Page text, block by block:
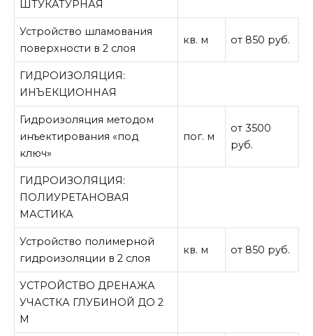
ШТУКАТУРНАЯ
Устройство шламования
поверхности в 2 слоя
кв. м от 850 руб.
ГИДРОИЗОЛЯЦИЯ:
ИНЪЕКЦИОННАЯ
Гидроизоляция методом
инъектирования «под
ключ»
пог. м
от 3500
руб.
ГИДРОИЗОЛЯЦИЯ:
ПОЛИУРЕТАНОВАЯ
МАСТИКА
Устройство полимерной
гидроизоляции в 2 слоя
кв. м от 850 руб.
УСТРОЙСТВО ДРЕНАЖА
УЧАСТКА ГЛУБИНОЙ ДО 2
М